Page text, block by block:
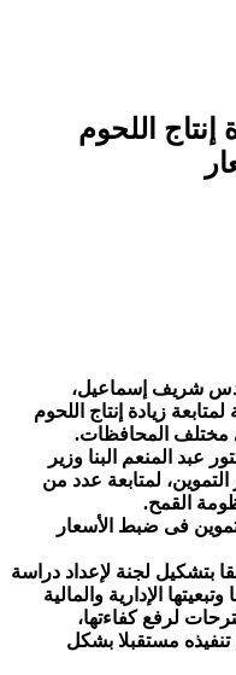
إنتاج اللحوم
شريف إسماعيل،
زيادة إنتاج اللحوم
مختلف المحافظات.
عبد المنعم البنا وزير
لمتابعة عدد من
القمح.
فى ضبط الأسعار
بتشكيل لجنة لإعداد دراسة
الإدارية والمالية
لرفع كفاءتها،
مستقبلا بشكل